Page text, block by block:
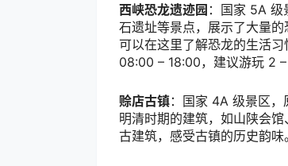
西峡恐龙遗迹园 ：国家 5A 级
石遗址等景点，展示了大量
可以在这里了解恐龙的生活
08:00 – 18:00，建议游玩 2
赊店古镇：国家 4A 级景区，
明清时期的建筑，如山陕会
古建筑，感受古镇的历史韵